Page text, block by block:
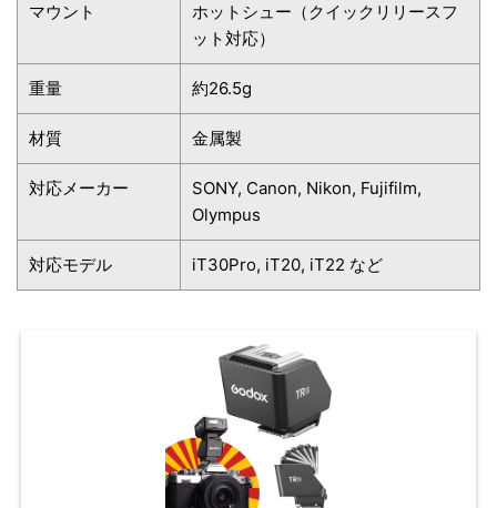
マウント
ホットシュー（クイックリリースフ
ット対応）
重量 約26.5g
材質 金属製
対応メーカー
SONY, Canon, Nikon, Fujifilm,
Olympus
対応モデル iT30Pro, iT20, iT22 など